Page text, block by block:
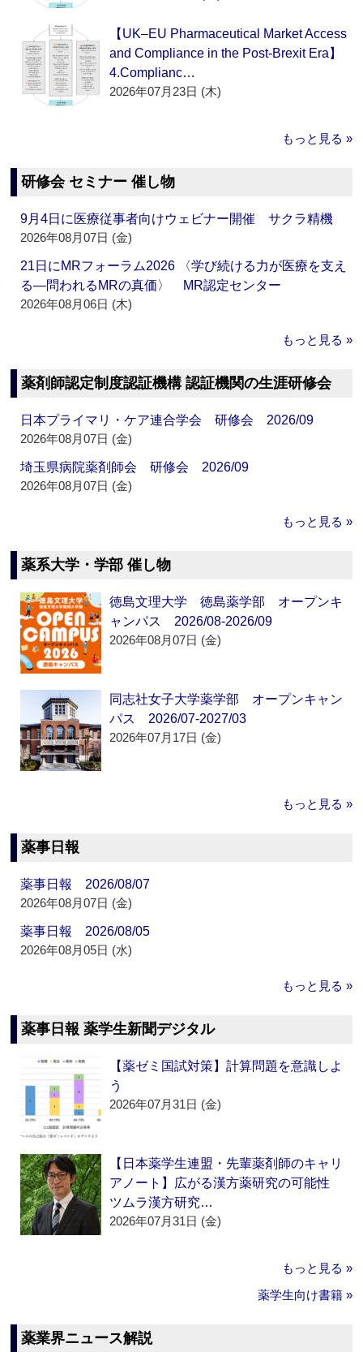
【UK–EU Pharmaceutical Market Access
and Compliance in the Post-Brexit Era】
4.Complianc…
2026年07月23日 (木)
もっと見る »
研修会 セミナー 催し物
9月4日に医療従事者向けウェビナー開催 サクラ精機
2026年08月07日 (金)
21日にMRフォーラム2026 〈学び続ける力が医療を支え
る―問われるMRの真価〉 MR認定センター
2026年08月06日 (木)
もっと見る »
薬剤師認定制度認証機構 認証機関の生涯研修会
日本プライマリ・ケア連合学会 研修会 2026/09
2026年08月07日 (金)
埼玉県病院薬剤師会 研修会 2026/09
2026年08月07日 (金)
もっと見る »
薬系大学・学部 催し物
徳島文理大学 徳島薬学部 オープンキ
ャンパス 2026/08-2026/09
2026年08月07日 (金)
同志社女子大学薬学部 オープンキャン
パス 2026/07-2027/03
2026年07月17日 (金)
もっと見る »
薬事日報
薬事日報 2026/08/07
2026年08月07日 (金)
薬事日報 2026/08/05
2026年08月05日 (水)
もっと見る »
薬事日報 薬学生新聞デジタル
【薬ゼミ国試対策】計算問題を意識しよ
う
2026年07月31日 (金)
【日本薬学生連盟・先輩薬剤師のキャリ
アノート】広がる漢方薬研究の可能性
ツムラ漢方研究…
2026年07月31日 (金)
もっと見る »
薬学生向け書籍 »
薬業界ニュース解説